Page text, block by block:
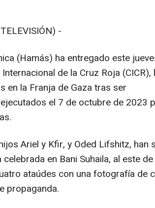
-
(Hamás) ha entregado este
de la Cruz Roja (CICR),
en la Franja de Gaza tras ser
el 7 de octubre de 2023
Ariel y Kfir, y Oded Lifshitz, han
en Bani Suhaila, al este
ataúdes con una fotografía de
propaganda.